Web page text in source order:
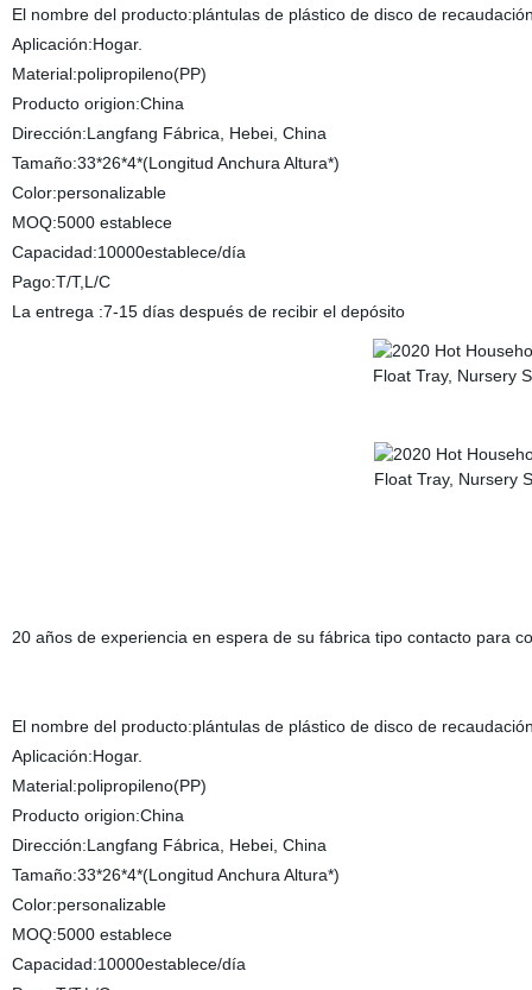
El nombre del producto:plántulas de plástico de disco de
Aplicación:Hogar.
Material:polipropileno(PP)
Producto origion:China
Dirección:Langfang Fábrica, Hebei, China
Tamaño:33*26*4*(Longitud Anchura Altura*)
Color:personalizable
MOQ:5000 establece
Capacidad:10000establece/día
Pago:T/T,L/C
La entrega :7-15 días después de recibir el depósito
20 años de experiencia en espera de su fábrica tipo contacto para
El nombre del producto:plántulas de plástico de disco de
Aplicación:Hogar.
Material:polipropileno(PP)
Producto origion:China
Dirección:Langfang Fábrica, Hebei, China
Tamaño:33*26*4*(Longitud Anchura Altura*)
Color:personalizable
MOQ:5000 establece
Capacidad:10000establece/día